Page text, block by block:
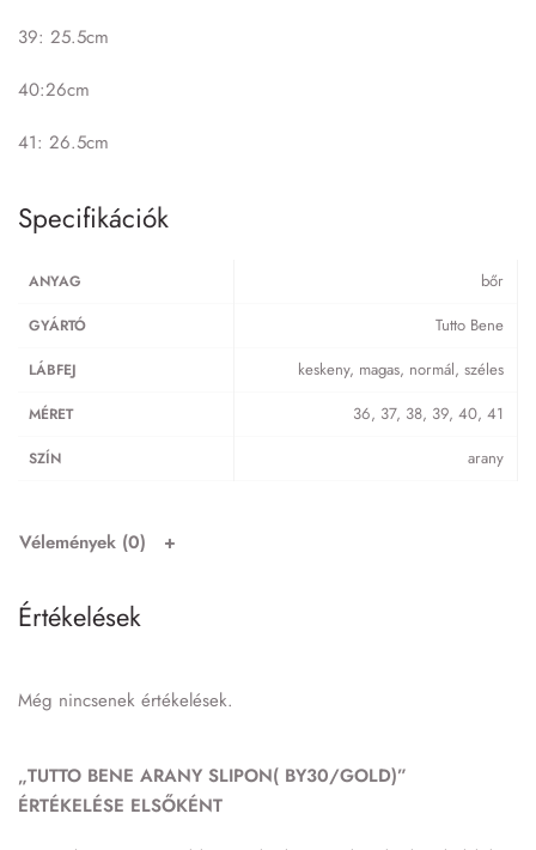
39: 25.5cm
40:26cm
41: 26.5cm
Specifikációk
ANYAG bőr
GYÁRTÓ Tutto Bene
LÁBFEJ keskeny, magas, normál, széles
MÉRET 36, 37, 38, 39, 40, 41
SZÍN arany
Vélemények (0)
Értékelések
Még nincsenek értékelések.
„TUTTO BENE ARANY SLIPON( BY30/GOLD)”
ÉRTÉKELÉSE ELSŐKÉNT